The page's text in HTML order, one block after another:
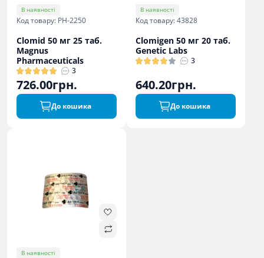
В наявності
Код товару: PH-2250
Clomid 50 мг 25 таб.
Magnus
Pharmaceuticals
3
726.00грн.
До кошика
В наявності
Код товару: 43828
Clomigen 50 мг 20 таб.
Genetic Labs
3
640.20грн.
До кошика
В наявності